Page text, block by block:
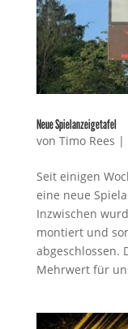
Neue Spielanzeigetafel
von Timo Rees |
Seit einigen
eine neue
Inzwischen
montiert und
abgeschlossen.
Mehrwert für